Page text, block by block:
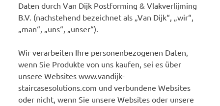
Daten durch Van Dijk Postforming & Vlakverlijming
B.V. (nachstehend bezeichnet als „Van Dijk“, „wir“,
„man“, „uns“, „unser“).
Wir verarbeiten Ihre personenbezogenen Daten,
wenn Sie Produkte von uns kaufen, sei es über
unsere Websites www.vandijk-
staircasesolutions.com und verbundene Websites
oder nicht, wenn Sie unsere Websites oder unsere